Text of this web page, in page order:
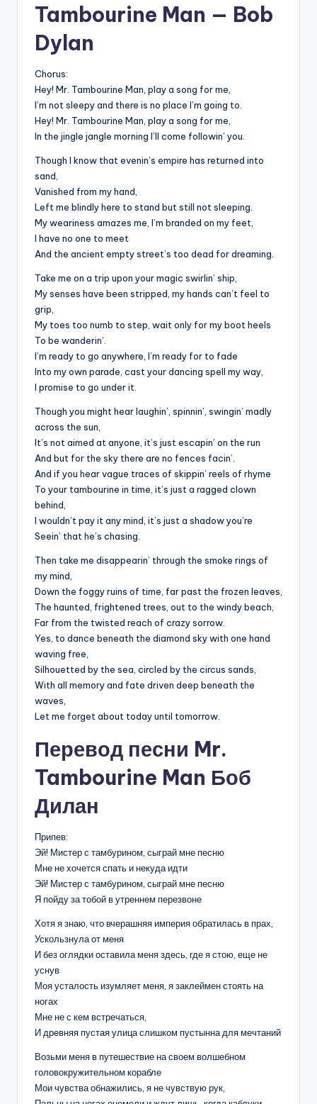
Tambourine Man — Bob
Dylan
Chorus:
Hey! Mr. Tambourine Man, play a song for me,
I’m not sleepy and there is no place I’m going to.
Hey! Mr. Tambourine Man, play a song for me,
In the jingle jangle morning I’ll come followin’ you.
Though I know that evenin’s empire has returned into
sand,
Vanished from my hand,
Left me blindly here to stand but still not sleeping.
My weariness amazes me, I’m branded on my feet,
I have no one to meet
And the ancient empty street’s too dead for dreaming.
Take me on a trip upon your magic swirlin’ ship,
My senses have been stripped, my hands can’t feel to
grip,
My toes too numb to step, wait only for my boot heels
To be wanderin’.
I’m ready to go anywhere, I’m ready for to fade
Into my own parade, cast your dancing spell my way,
I promise to go under it.
Though you might hear laughin’, spinnin’, swingin’ madly
across the sun,
It’s not aimed at anyone, it’s just escapin’ on the run
And but for the sky there are no fences facin’.
And if you hear vague traces of skippin’ reels of rhyme
To your tambourine in time, it’s just a ragged clown
behind,
I wouldn’t pay it any mind, it’s just a shadow you’re
Seein’ that he’s chasing.
Then take me disappearin’ through the smoke rings of
my mind,
Down the foggy ruins of time, far past the frozen leaves,
The haunted, frightened trees, out to the windy beach,
Far from the twisted reach of crazy sorrow.
Yes, to dance beneath the diamond sky with one hand
waving free,
Silhouetted by the sea, circled by the circus sands,
With all memory and fate driven deep beneath the
waves,
Let me forget about today until tomorrow.
Перевод песни Mr.
Tambourine Man Боб
Дилан
Припев:
Эй! Мистер с тамбурином, сыграй мне песню
Мне не хочется спать и некуда идти
Эй! Мистер с тамбурином, сыграй мне песню
Я пойду за тобой в утреннем перезвоне
Хотя я знаю, что вчерашняя империя обратилась в прах,
Ускользнула от меня
И без оглядки оставила меня здесь, где я стою, еще не
уснув
Моя усталость изумляет меня, я заклеймен стоять на
ногах
Мне не с кем встречаться,
И древняя пустая улица слишком пустынна для мечтаний
Возьми меня в путешествие на своем волшебном
головокружительном корабле
Мои чувства обнажились, я не чувствую рук,